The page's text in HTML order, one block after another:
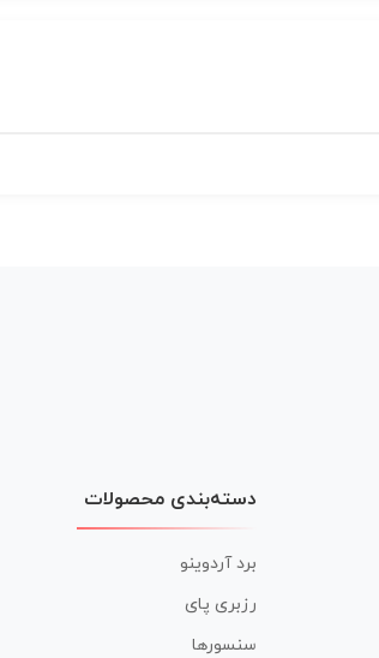
دسته‌بندی محصولات
برد آردوینو
رزبری پای
سنسورها